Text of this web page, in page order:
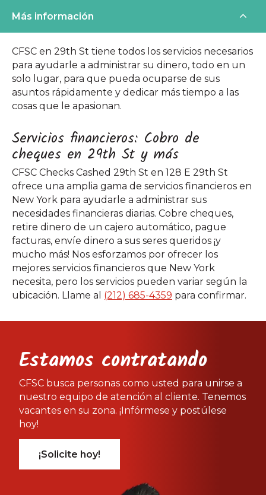
Más información
CFSC en 29th St tiene todos los servicios necesarios
para ayudarle a administrar su dinero, todo en un
solo lugar, para que pueda ocuparse de sus
asuntos rápidamente y dedicar más tiempo a las
cosas que le apasionan.
Servicios financieros: Cobro de
cheques en 29th St y más
CFSC Checks Cashed 29th St en 128 E 29th St
ofrece una amplia gama de servicios financieros en
New York para ayudarle a administrar sus
necesidades financieras diarias. Cobre cheques,
retire dinero de un cajero automático, pague
facturas, envíe dinero a sus seres queridos ¡y
mucho más! Nos esforzamos por ofrecer los
mejores servicios financieros que New York
necesita, pero los servicios pueden variar según la
ubicación. Llame al (212) 685-4359 para confirmar.
Estamos contratando
CFSC busca personas como usted para unirse a
nuestro equipo de atención al cliente. Tenemos
vacantes en su zona. ¡Infórmese y postúlese
hoy!
¡Solicite hoy!